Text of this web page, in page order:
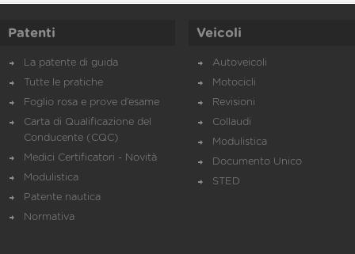
Patenti
La patente di guida
Tutte le pratiche
Foglio rosa e prove d’esame
Carta di Qualificazione del
Conducente (CQC)
Medici Certificatori - Novità
Modulistica
Patente nautica
Normativa
Veicoli
Autoveicoli
Motocicli
Revisioni
Collaudi
Modulistica
Documento Unico
STED